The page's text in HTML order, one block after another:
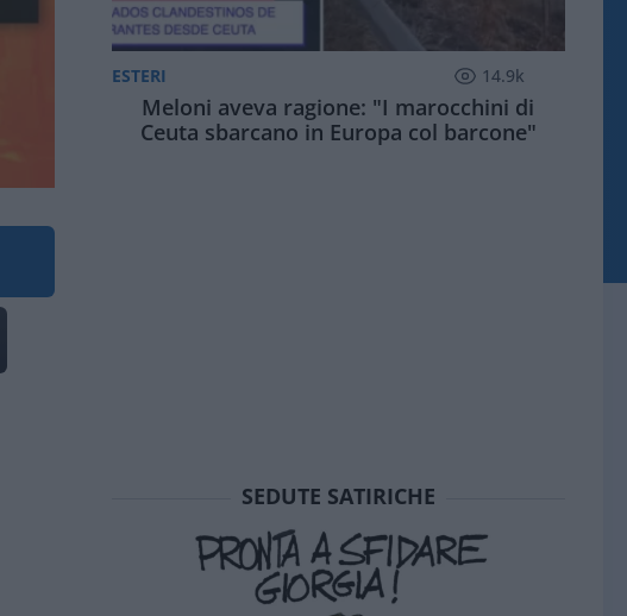
ESTERI 14.9k
Meloni aveva ragione: "I marocchini di
Ceuta sbarcano in Europa col barcone"
SEDUTE SATIRICHE